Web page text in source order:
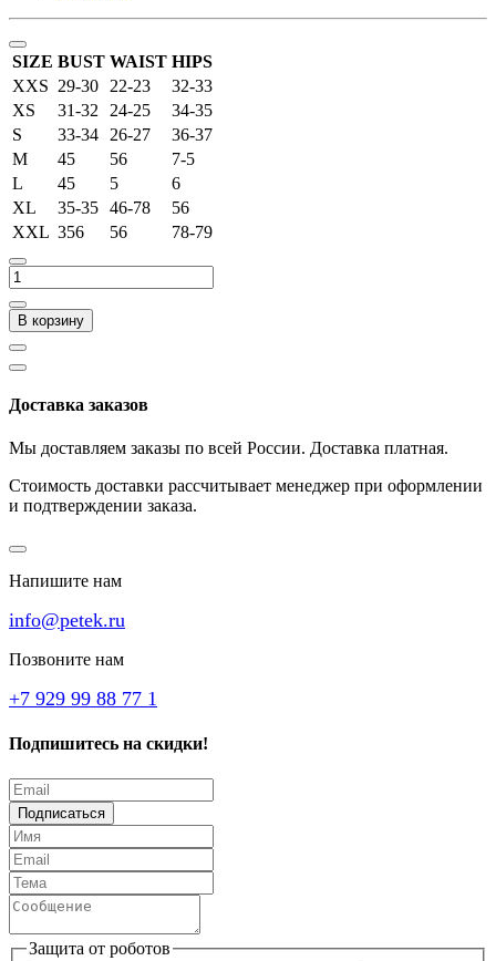
SIZE BUST WAIST HIPS
XXS 29-30 22-23
32-33
XS
31-32 24-25
34-35
S
33-34 26-27
36-37
M
45 56
7-5
L
45 5
6
XL
35-35 46-78
56
XXL 356 56 78-79
В корзину
Доставка заказов
Мы доставляем заказы по всей России. Доставка платная.
Стоимость доставки рассчитывает менеджер при оформлении
и подтверждении заказа.
Напишите нам
info@petek.ru
Позвоните нам
+7 929 99 88 77 1
Подпишитесь на скидки!
Подписаться
Защита от роботов